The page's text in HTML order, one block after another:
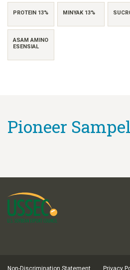
PROTEIN 13% MINYAK 13%
ASAM AMINO
ESENSIAL
Pioneer
Non-Discrimination Statement Privacy